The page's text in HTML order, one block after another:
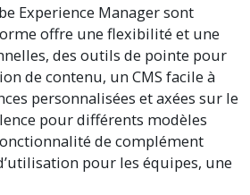
Experience Manager sont
offre une flexibilité et une
des outils de pointe pour
de contenu, un CMS facile à
personnalisées et axées sur le
pour différents modèles
de complément
pour les équipes, une